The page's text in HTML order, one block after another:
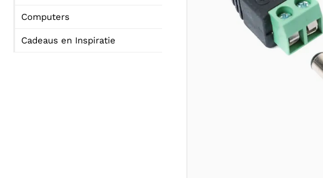
Computers
Cadeaus en Inspiratie